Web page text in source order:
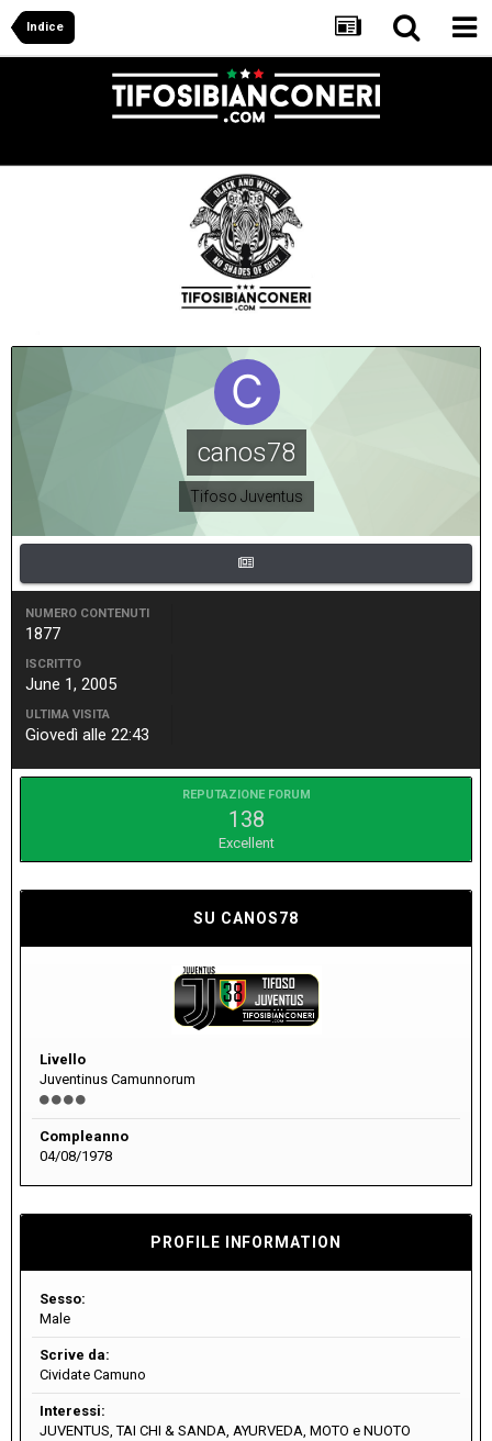
Indice
canos78
Tifoso Juventus
NUMERO CONTENUTI
1877
ISCRITTO
June 1, 2005
ULTIMA VISITA
Giovedì alle 22:43
REPUTAZIONE FORUM
138
Excellent
SU CANOS78
Livello
Juventinus Camunnorum
Compleanno
04/08/1978
PROFILE INFORMATION
Sesso:
Male
Scrive da:
Cividate Camuno
Interessi:
JUVENTUS, TAI CHI & SANDA, AYURVEDA, MOTO e NUOTO